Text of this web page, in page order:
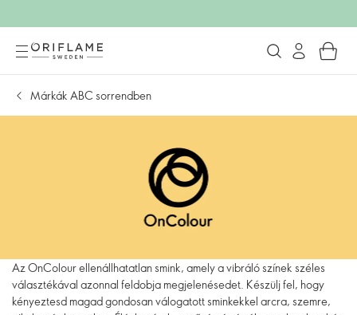
Márkák ABC sorrendben
Az OnColour ellenállhatatlan smink, amely a vibráló színek széles
választékával azonnal feldobja megjelenésedet. Készülj fel, hogy
kényeztesd magad gondosan válogatott sminkekkel arcra, szemre,